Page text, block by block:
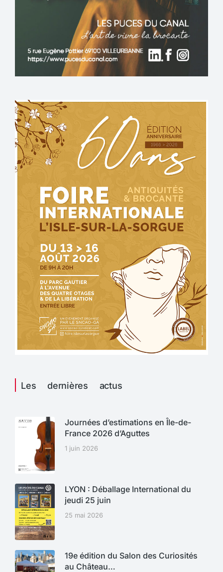
Les dernières actus
Journées d’estimations en Île-de-
France 2026 d’Aguttes
1 juin 2026
LYON : Déballage International du
jeudi 25 juin
25 mai 2026
19e édition du Salon des Curiosités
au Château…